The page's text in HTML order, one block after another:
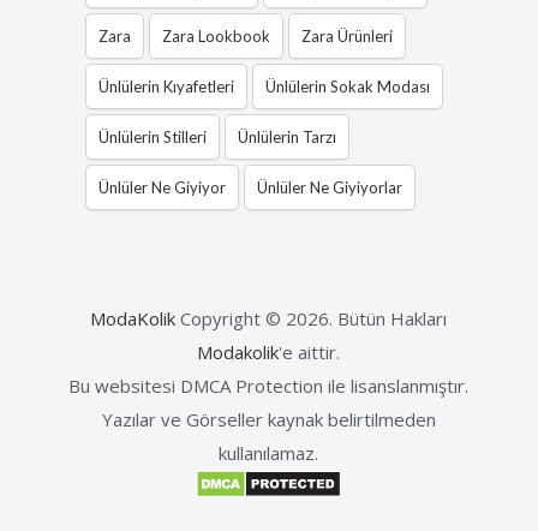
Zara Zara Lookbook Zara Ürünleri
Ünlülerin Kıyafetleri Ünlülerin Sokak Modası
Ünlülerin Stilleri Ünlülerin Tarzı
Ünlüler Ne Giyiyor Ünlüler Ne Giyiyorlar
ModaKolik Copyright © 2026. Bütün Hakları
Modakolik'e aittir.
Bu websitesi DMCA Protection ile lisanslanmıştır.
Yazılar ve Görseller kaynak belirtilmeden
kullanılamaz.